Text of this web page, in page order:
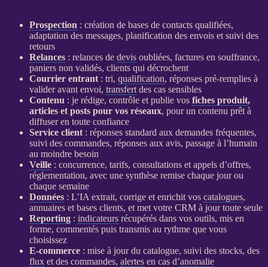
Prospection : création de bases de contacts qualifiées,
adaptation des messages, planification des envois et suivi des
retours
Relances: relancesde devisoubliées, factures en souffrance,
paniers non validés, clients qui décrochent
Courrier entrant: tri, qualification, réponses pré-remplies à
valider avant envoi, transfertdes cas sensibles
Contenu : je rédige, contrôle et publie vos fiches produit,
articles et posts pour vos réseaux, pour un contenu prêt à
diffuser en toute confiance
Service client: réponses standard aux demandes fréquentes,
suivi des commandes, réponses aux avis, passage à l’humain
au moindre besoin
Veille: concurrence, tarifs, consultations et appels d’offres,
réglementation, avec une synthèse remise chaque jour ou
chaque semaine
Données: L’IA extrait, corrige et enrichit vos catalogues,
annuaires et bases clients, et met votre CRMà jour toute seule
Reporting: indicateursrécupérés dans vos outils, mis en
forme, commentés puis transmis au rythme que vous
choisissez
E-commerce: mise à jour du catalogue, suivi des stocks, des
fluxet des commandes, alertesen cas d’anomalie